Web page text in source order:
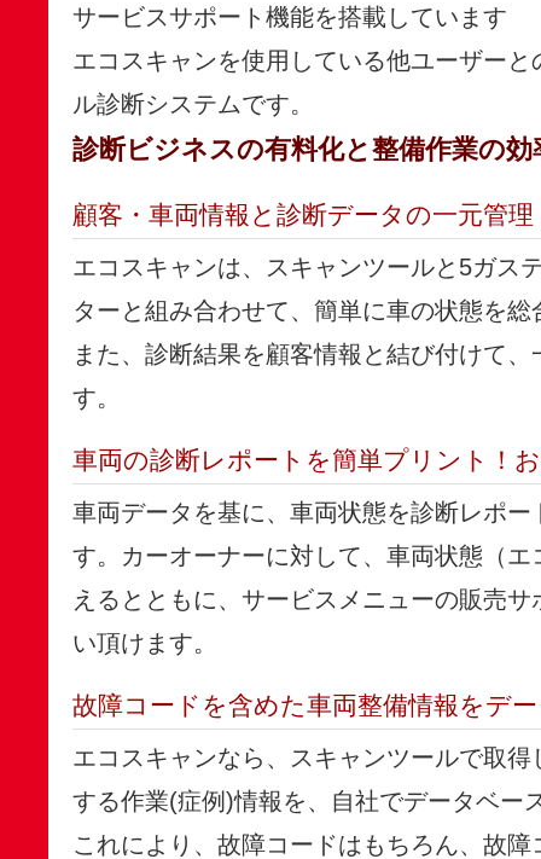
サービスサポート機能を搭載しています
エコスキャンを使用している他ユーザー
ル診断システムです。
診断ビジネスの有料化と整備作業の効
顧客・車両情報と診断データの一元管理
エコスキャンは、スキャンツールと5ガス
ターと組み合わせて、簡単に車の状態を総
また、診断結果を顧客情報と結び付けて
す。
車両の診断レポートを簡単プリント！
車両データを基に、車両状態を診断レポ
す。カーオーナーに対して、車両状態（
えるとともに、サービスメニューの販売
い頂けます。
故障コードを含めた車両整備情報をデ
エコスキャンなら、スキャンツールで取
する作業(症例)情報を、自社でデータベー
これにより、故障コードはもちろん、故